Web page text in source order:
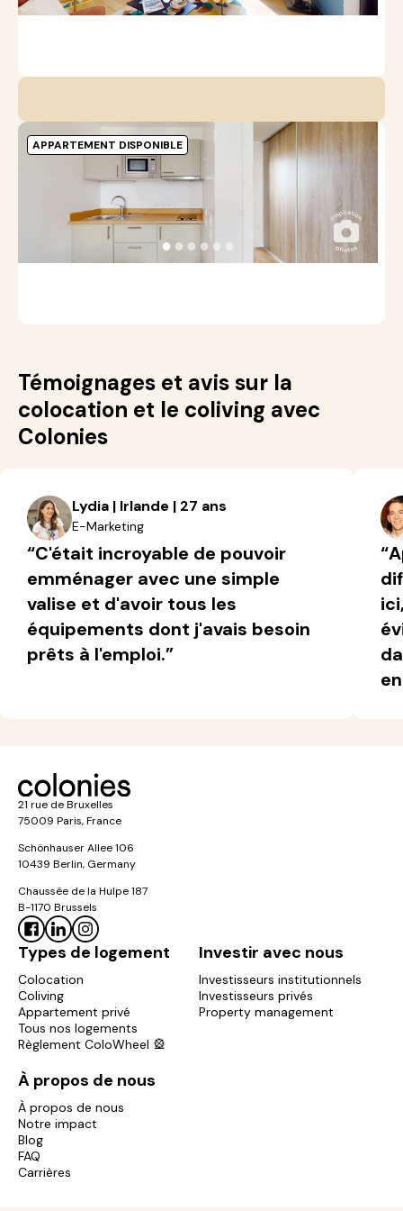
●● ● ● ● ●
APPARTEMENT DISPONIBLE
Témoignages et avis sur la
colocation et le coliving avec
Colonies
Lydia | Irlande | 27 ans
E-Marketing
“C'était incroyable de pouvoir
emménager avec une simple
valise et d'avoir tous les
équipements dont j'avais besoin
prêts à l'emploi.”
21 rue de Bruxelles
75009 Paris, France
Schönhauser Allee 106
10439 Berlin, Germany
Chaussée de la Hulpe 187
B-1170 Brussels
Types de logement
Colocation
Coliving
Appartement privé
Tous nos logements
Règlement ColoWheel 🎡
Investir avec nous
Investisseurs institutionnels
Investisseurs privés
Property management
À propos de nous
À propos de nous
Notre impact
Blog
FAQ
Carrières